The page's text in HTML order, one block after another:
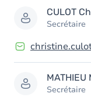
CULOT
Secrétaire
MATHIEU
Secrétaire